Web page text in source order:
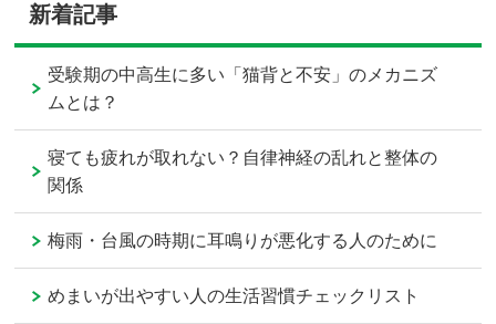
新着記事
受験期の中高生に多い「猫背と不安」のメカニズ
ムとは？
寝ても疲れが取れない？自律神経の乱れと整体の
関係
梅雨・台風の時期に耳鳴りが悪化する人のために
めまいが出やすい人の生活習慣チェックリスト